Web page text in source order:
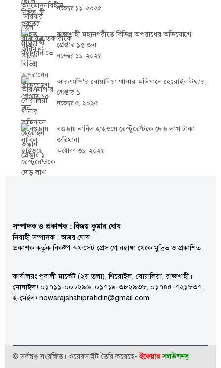
নভেম্বর ১১, ২০২৫
রাজশাহী মহানগরীতে বিভিন্ন অপরাধের অভিযোগে
গ্রেপ্তার ১৫ জন
নভেম্বর ১১, ২০২৫
আরএমপি’র বোয়ালিয়া থানার অভিযানে হেরোইন উদ্ধার;
গ্রেপ্তার ১
নভেম্বর ৫, ২০২৫
বগুড়ায় নাবিল হাইওয়ে রেস্টুরেন্টকে দেড় লাখ টাকা
জরিমানা
অক্টোবর ৩১, ২০২৫
সম্পাদক ও প্রকাশক : বিজয় কুমার ঘোষ
নিবাহী সম্পাদক : অজয় ঘোষ
প্রকাশক কর্তৃক বিকল্প অফসেট প্রেস গৌরহাঙ্গা থেকে মুদ্রিত ও প্রকাশিত।
কার্যালয়ঃ পূবালী মার্কেট (২য় তলা), শিরোইল, বোয়ালিয়া, রাজশাহী।
মোবাইলঃ ০১৭১১-০০০২৯৬, ০১৭১৯-৩৮২৯৩৮, ০১৭৪৪-৭২১৮৩৭,
ই-মেইলঃ newsrajshahipratidin@gmail.com
© সর্বস্বত্ব সংরক্ষিত। ওয়েবসাইট তৈরি করেছে-ইকেয়ার সলউশনস্